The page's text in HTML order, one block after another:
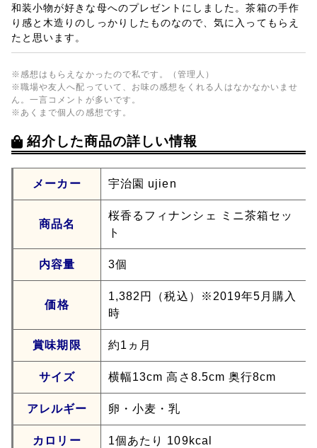
和装小物が好きな母へのプレゼントにしました。茶箱の手作
り感と木造りのしっかりしたものなので、気に入ってもらえ
たと思います。
※感想はもらえなかったので私です。（管理人）
※職場や友人へ配っていて、お味の感想をくれる人はなかなかいませ
ん。一言コメントが多いです。
※あくまで個人の感想です。
紹介した商品の詳しい情報
メーカー 宇治園 ujien
商品名
桜香るフィナンシェ ミニ茶箱セッ
ト
内容量 3個
価格
1,382円（税込）※2019年5月購入
時
賞味期限 約1ヵ月
サイズ 横幅13cm 高さ8.5cm 奥行8cm
アレルギー 卵・小麦・乳
カロリー 1個あたり 109kcal